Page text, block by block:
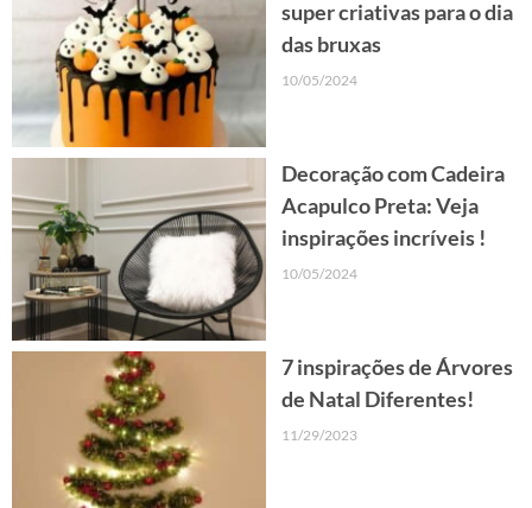
super criativas para o dia
das bruxas
10/05/2024
Decoração com Cadeira
Acapulco Preta: Veja
inspirações incríveis !
10/05/2024
7 inspirações de Árvores
de Natal Diferentes!
11/29/2023